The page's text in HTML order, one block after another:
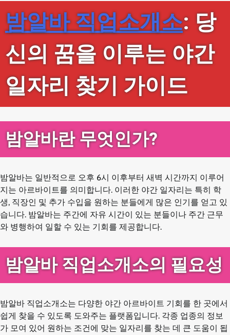
밤알바 직업소개소: 당
신의 꿈을 이루는 야간
일자리 찾기 가이드
밤알바란 무엇인가?
밤알바는 일반적으로 오후 6시 이후부터 새벽 시간까지 이루어
지는 아르바이트를 의미합니다. 이러한 야간 일자리는 특히 학
생, 직장인 및 추가 수입을 원하는 분들에게 많은 인기를 얻고 있
습니다. 밤알바는 주간에 자유 시간이 있는 분들이나 주간 근무
와 병행하여 일할 수 있는 기회를 제공합니다.
밤알바 직업소개소의 필요성
밤알바 직업소개소는 다양한 야간 아르바이트 기회를 한 곳에서
쉽게 찾을 수 있도록 도와주는 플랫폼입니다. 각종 업종의 정보
가 모여 있어 원하는 조건에 맞는 일자리를 찾는 데 큰 도움이 됩